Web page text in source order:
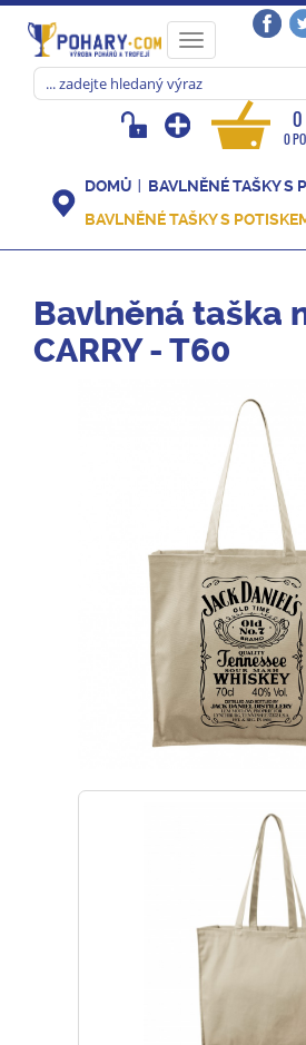
Toggle
navigation
0
0
DOMŮ
BAVLNĚNÉ TAŠKY S
BAVLNĚNÉ TAŠKY S
Bavlněná taška
CARRY - T60